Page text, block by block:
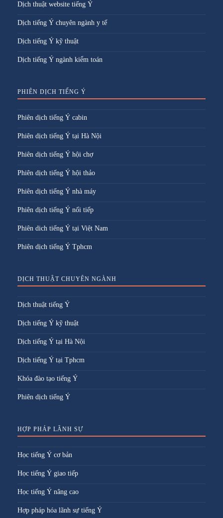
Dịch thuật website tiếng Ý
Dịch tiếng Ý chuyên ngành y tế
Dịch tiếng Ý kỹ thuật
Dịch tiếng Ý ngành kiểm toán
PHIÊN DỊCH TIẾNG Ý
Phiên dịch tiếng Ý cabin
Phiên dịch tiếng Ý tại Hà Nội
Phiên dịch tiếng Ý hội chợ
Phiên dịch tiếng Ý hội thảo
Phiên dịch tiếng Ý nhà máy
Phiên dịch tiếng Ý nối tiếp
Phiên dich tiếng Ý tại Việt Nam
Phiên dịch tiếng Ý Tphcm
DỊCH THUẬT CHUYÊN NGÀNH
Dịch thuật tiếng Ý
Dịch tiếng Ý kỹ thuật
Dịch tiếng Ý tại Hà Nội
Dịch tiếng Ý tại Tphcm
Khóa đào tạo tiếng Ý
Phiên dịch tiếng Ý
HỢP PHÁP LÃNH SỰ
Học tiếng Ý cơ bản
Học tiếng Ý giao tiếp
Học tiếng Ý nâng cao
Hợp pháp hóa lãnh sự tiếng Ý